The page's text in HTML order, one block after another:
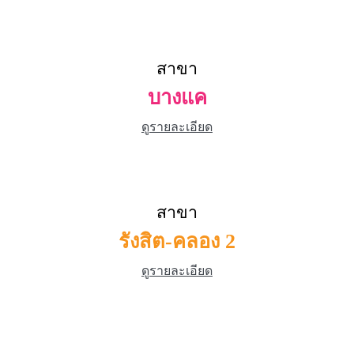
สาขา
บางแค
ดูรายละเอียด
สาขา
รังสิต-คลอง 2
ดูรายละเอียด